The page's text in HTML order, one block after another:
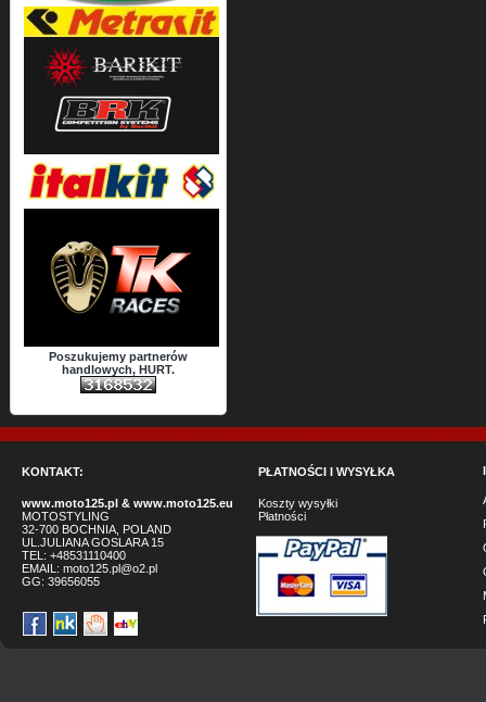
Poszukujemy partnerów
handlowych, HURT.
KONTAKT:
www.moto125.pl & www.moto125.eu
MOTOSTYLING
32-700 BOCHNIA, POLAND
UL.JULIANA GOSLARA 15
TEL: +48531110400
EMAIL: moto125.pl@o2.pl
GG: 39656055
PŁATNOŚCI I WYSYŁKA
Koszty wysyłki
Płatności